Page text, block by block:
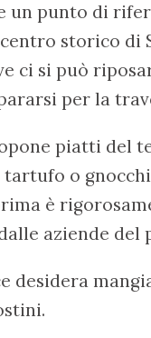
un punto di
storico di
ci si può
per la
piatti del
o
è
aziende del
desidera